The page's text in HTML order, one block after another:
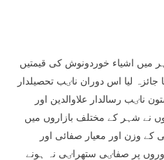
میں اشیاء خوردونوش کی قیمتیں
جائزہ لیا اس دوران ناٸب تحصیلدار
ناٸب رسالدار علاوالدین اور
نے شہر کے مختلف بازاروں میں
وزن اور معیار صفائی اور
پر صفاٸی ستھراٸی نہ ہونے